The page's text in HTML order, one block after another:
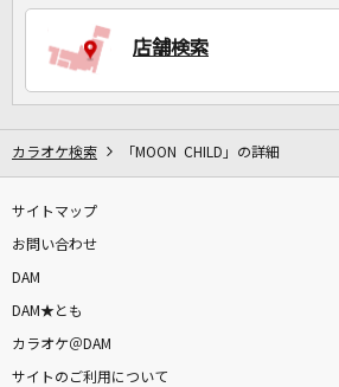
店舗検索
カラオケ検索 「MOON CHILD」の詳細
サイトマップ
お問い合わせ
DAM
DAM★とも
カラオケ＠DAM
サイトのご利用について